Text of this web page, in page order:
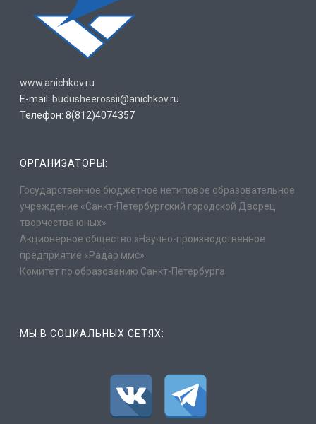
www.anichkov.ru
E-mail: budusheerossii@anichkov.ru
Телефон: 8(812)4074357
ОРГАНИЗАТОРЫ:
Государственное бюджетное нетиповое образовательное
учреждение «Санкт-Петербургский городской Дворец
творчества юных»
Акционерное общество «Научно-производственное
предприятие «Радар ммс»
Комитет по образованию Санкт-Петербурга
МЫ В СОЦИАЛЬНЫХ СЕТЯХ: